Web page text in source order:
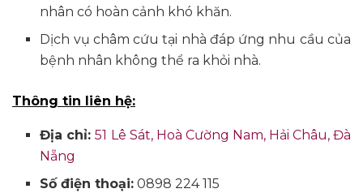
nhân có hoàn cảnh khó khăn.
Dịch vụ châm cứu tại nhà đáp ứng nhu cầu của
bệnh nhân không thể ra khỏi nhà.
Thông tin liên hệ:
Địa chỉ:51 Lê Sát, Hoà Cường Nam, Hải Châu, Đà
Nẵng
Số điện thoại: 0898 224 115